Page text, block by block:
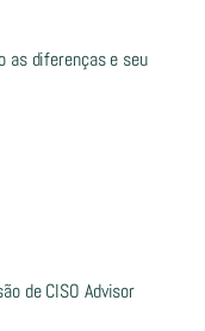
as diferenças e seu
de CISO Advisor